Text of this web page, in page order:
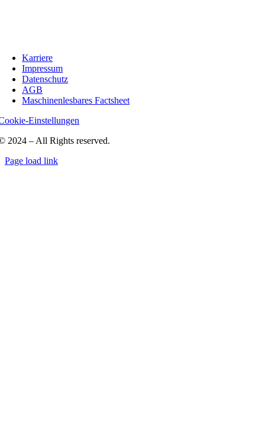
Karriere
Impressum
Datenschutz
AGB
Maschinenlesbares Factsheet
Einstellungen
2024 – All Rights reserved.
Page load link